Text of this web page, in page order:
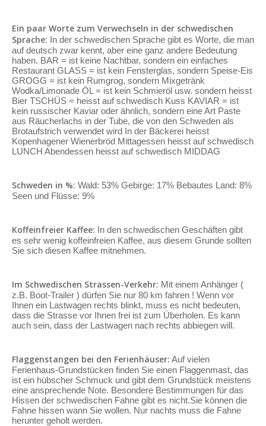
Ein paar Worte zum Verwechseln in der schwedischen
Sprache: In der schwedischen Sprache gibt es Worte, die man
auf deutsch zwar kennt, aber eine ganz andere Bedeutung
haben. BAR = ist keine Nachtbar, sondern ein einfaches
Restaurant GLASS = ist kein Fensterglas, sondern Speise-Eis
GROGG = ist kein Rumgrog, sondern Mixgetränk
Wodka/Limonade ÖL = ist kein Schmieröl usw. sondern heisst
Bier TSCHÜS = heisst auf schwedisch Kuss KAVIAR = ist
kein russischer Kaviar oder ähnlich, sondern eine Art Paste
aus Räucherlachs in der Tube, die von den Schweden als
Brotaufstrich verwendet wird In der Bäckerei heisst
Kopenhagener Wienerbröd Mittagessen heisst auf schwedisch
LUNCH Abendessen heisst auf schwedisch MIDDAG
Schweden in %: Wald: 53% Gebirge: 17% Bebautes Land: 8%
Seen und Flüsse: 9%
Koffeinfreier Kaffee: In den schwedischen Geschäften gibt
es sehr wenig koffeinfreien Kaffee, aus diesem Grunde sollten
Sie sich diesen Kaffee mitnehmen.
Im Schwedischen Strassen-Verkehr: Mit einem Anhänger (
z.B. Boot-Trailer ) dürfen Sie nur 80 km fahren ! Wenn vor
Ihnen ein Lastwagen rechts blinkt, muss es nicht bedeuten,
dass die Strasse vor Ihnen frei ist zum Überholen. Es kann
auch sein, dass der Lastwagen nach rechts abbiegen will.
Flaggenstangen bei den Ferienhäuser: Auf vielen
Ferienhaus-Grundstücken finden Sie einen Flaggenmast, das
ist ein hübscher Schmuck und gibt dem Grundstück meistens
eine ansprechende Note. Besondere Bestimmungen für das
Hissen der schwedischen Fahne gibt es nicht.Sie können die
Fahne hissen wann Sie wollen. Nur nachts muss die Fahne
herunter geholt werden.